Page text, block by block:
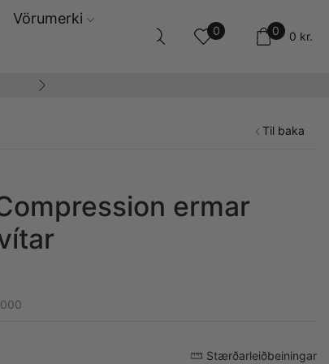
Vörumerki
0 0 0 kr.
Til baka
ermar
Stærðarleiðbeiningar